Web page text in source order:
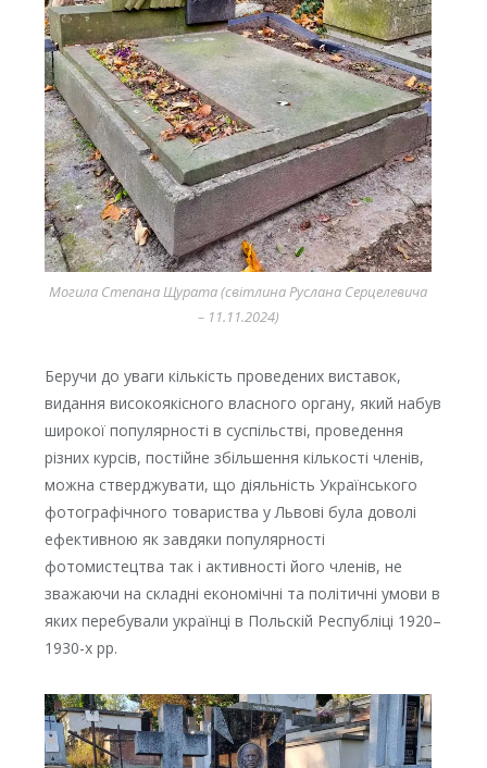
Могила Степана Щурата (світлина Руслана Серцелевича
– 11.11.2024)
Беручи до уваги кількість проведених виставок,
видання високоякісного власного органу, який набув
широкої популярності в суспільстві, проведення
різних курсів, постійне збільшення кількості членів,
можна стверджувати, що діяльність Українського
фотографічного товариства у Львові була доволі
ефективною як завдяки популярності
фотомистецтва так і активності його членів, не
зважаючи на складні економічні та політичні умови в
яких перебували українці в Польскій Республіці 1920–
1930-х рр.